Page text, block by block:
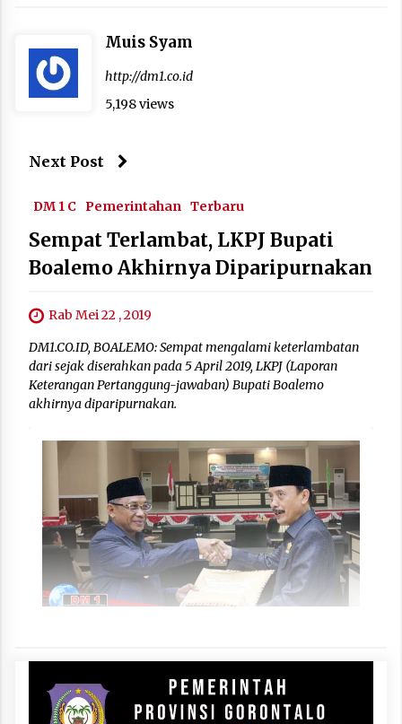
Muis Syam
http://dm1.co.id
5,198 views
Next Post
DM 1 C Pemerintahan Terbaru
Sempat Terlambat, LKPJ Bupati
Boalemo Akhirnya Diparipurnakan
Rab Mei 22 , 2019
DM1.CO.ID, BOALEMO: Sempat mengalami keterlambatan
dari sejak diserahkan pada 5 April 2019, LKPJ (Laporan
Keterangan Pertanggung-jawaban) Bupati Boalemo
akhirnya diparipurnakan.